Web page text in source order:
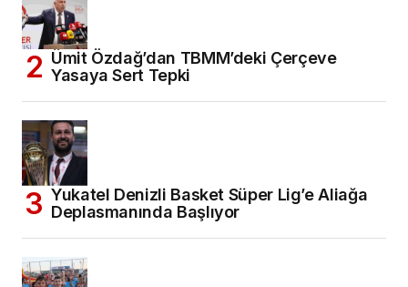
Ümit Özdağ’dan TBMM’deki Çerçeve
Yasaya Sert Tepki
Yukatel Denizli Basket Süper Lig’e Aliağa
Deplasmanında Başlıyor